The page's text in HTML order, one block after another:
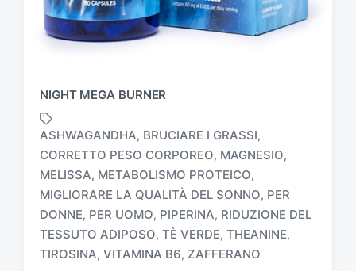
NIGHT MEGA BURNER
T
a
g
a
ASHWAGANDHA, BRUCIARE I GRASSI,
CORRETTO PESO CORPOREO, MAGNESIO,
MELISSA, METABOLISMO PROTEICO,
MIGLIORARE LA QUALITÀ DEL SONNO, PER
DONNE, PER UOMO, PIPERINA, RIDUZIONE DEL
TESSUTO ADIPOSO, TÈ VERDE, THEANINE,
TIROSINA, VITAMINA B6, ZAFFERANO